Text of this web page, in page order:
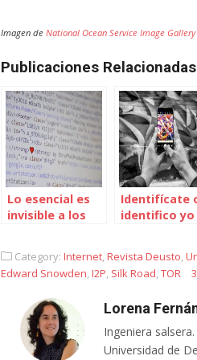
Imagen de National Ocean Service Image Gallery
Publicaciones
Lo esencial es
invisible a los
opacidad de los
algoritmos y
sus sesgos
Identifícate
identifico yo
Category: Internet,Revista Deusto,
Edward Snowden,I2P, Silk Road,TOR
Lorena
Ingeniera
Universidad de